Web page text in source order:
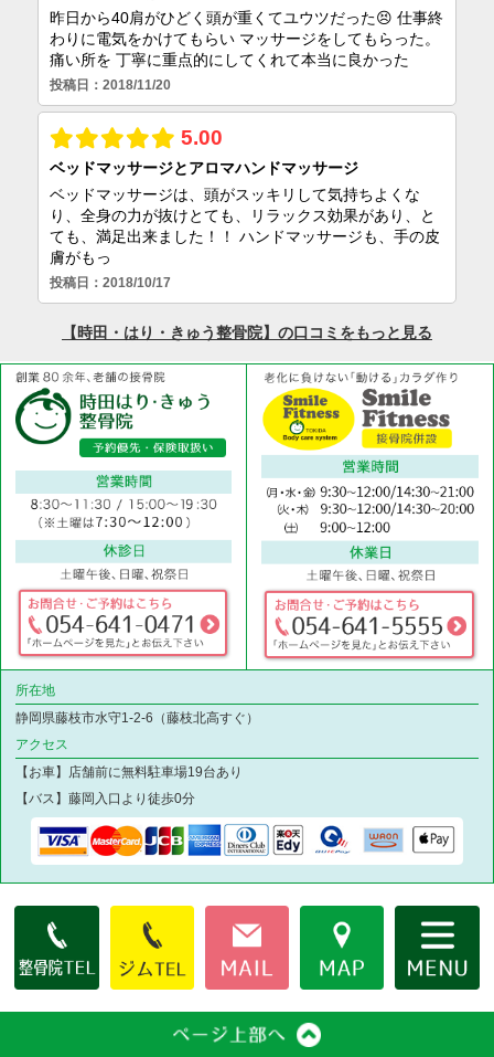
所在地
静岡県藤枝市水守1-2-6（藤枝北高すぐ）
アクセス
【お車】店舗前に無料駐車場19台あり
【バス】藤岡入口より徒歩0分